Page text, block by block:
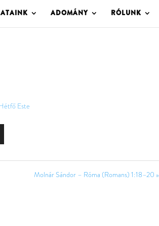
ADOMÁNY RÓLUNK
Este
Molnár Sándor – Róma (Romans) 1:18–20 »